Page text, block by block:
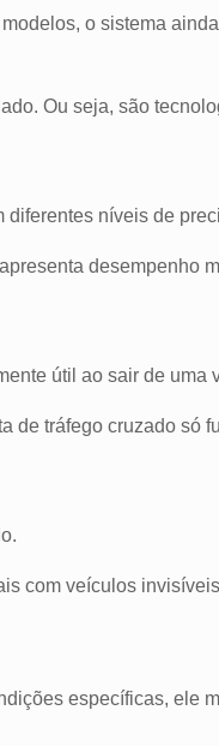
o sistema
Ou seja, são
diferentes níveis de
desempenho
útil ao sair de uma
de tráfego cruzado só
com veículos
específicas, ele